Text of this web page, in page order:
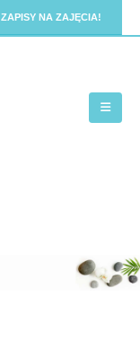
ZAPISY NA ZAJĘCIA!